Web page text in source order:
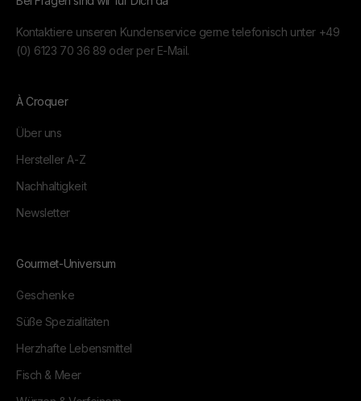
Kontaktiere unseren Kundenservice gerne telefonisch unter +49
(0) 6123 70 36 89 oder per E-Mail.
À Croquer
Über uns
Hersteller A-Z
Nachhaltigkeit
Newsletter
Gourmet-Universum
Geschenke
Süße Spezialitäten
Herzhafte Lebensmittel
Fisch & Meer